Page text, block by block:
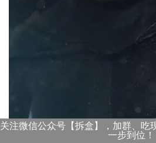
关注微信公众号【拆盒】，加群、吃
一步到位！